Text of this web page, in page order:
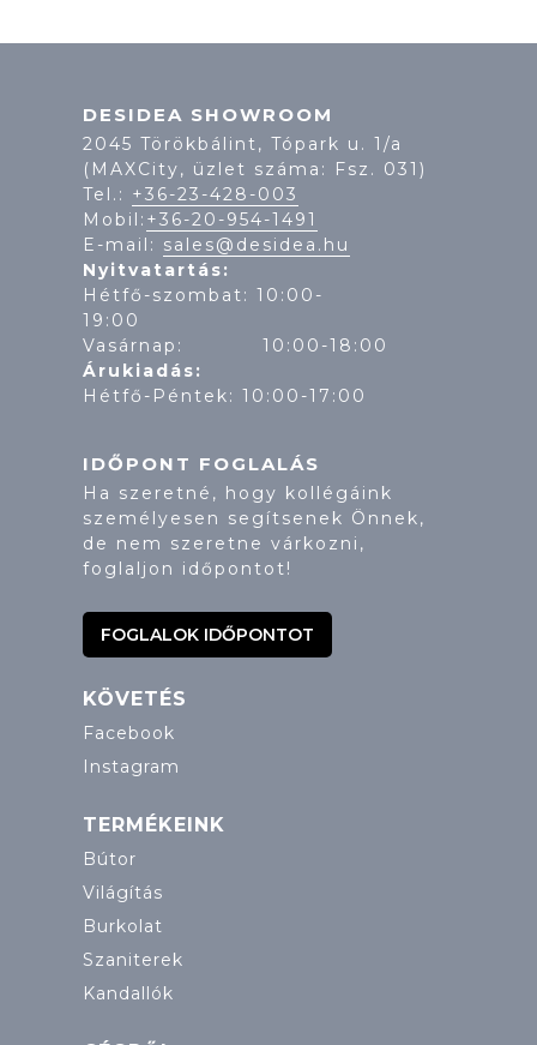
DESIDEA SHOWROOM
2045 Törökbálint, Tópark u. 1/a
(MAXCity, üzlet száma: Fsz. 031)
Tel.: +36-23-428-003
Mobil: +36-20-954-1491
E-mail: sales@desidea.hu
Nyitvatartás:
Hétfő-szombat: 10:00-
Vasárnap: 10:00-18:00
Árukiadás:
Hétfő-Péntek: 10:00-17:00
IDŐPONT FOGLALÁS
Ha szeretné, hogy kollégáink
személyesen segítsenek Önnek,
de nem szeretne várkozni,
foglaljon időpontot!
FOGLALOK IDŐPONTOT
KÖVETÉS
Facebook
Instagram
TERMÉKEINK
Bútor
Világítás
Burkolat
Szaniterek
Kandallók